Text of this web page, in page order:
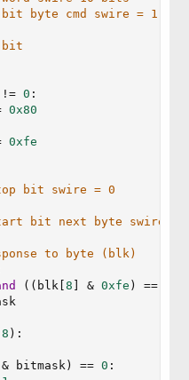
byte cmd swire = 1
bit
!= 0 :
0x80
0xfe
bit swire = 0
bit next byte swire =
to byte (blk)
( ( blk [8 & 0xfe ) ==
8 ) :
& bitmask ) == 0 :